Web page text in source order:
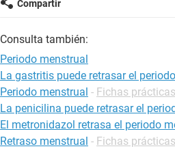
Compartir
Consulta también:
Periodo menstrual
La gastritis puede retrasar el
Periodo menstrual - Fichas
La penicilina puede retrasar el
El metronidazol retrasa el periodo
Retraso menstrual - Fichas